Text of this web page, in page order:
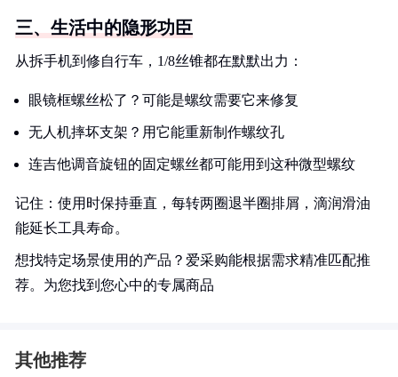
三、生活中的隐形功臣
从拆手机到修自行车，1/8丝锥都在默默出力：
眼镜框螺丝松了？可能是螺纹需要它来修复
无人机摔坏支架？用它能重新制作螺纹孔
连吉他调音旋钮的固定螺丝都可能用到这种微型螺纹
记住：使用时保持垂直，每转两圈退半圈排屑，滴润滑油
能延长工具寿命。
想找特定场景使用的产品？爱采购能根据需求精准匹配推
荐。为您找到您心中的专属商品
其他推荐